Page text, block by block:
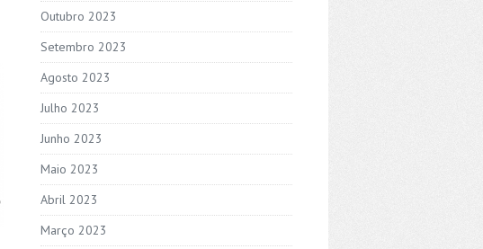
Outubro 2023
Setembro 2023
Agosto 2023
Julho 2023
Junho 2023
Maio 2023
Abril 2023
Março 2023